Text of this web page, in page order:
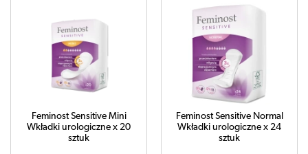
Feminost Sensitive Mini
Wkładki urologiczne x 20
sztuk
Feminost Sensitive Normal
Wkładki urologiczne x 24
sztuk